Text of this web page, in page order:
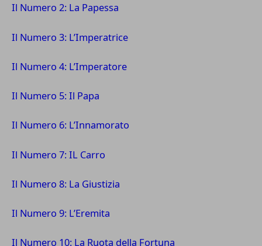
Il Numero 2: La Papessa
Il Numero 3: L’Imperatrice
Il Numero 4: L’Imperatore
Il Numero 5: Il Papa
Il Numero 6: L’Innamorato
Il Numero 7: IL Carro
Il Numero 8: La Giustizia
Il Numero 9: L’Eremita
Il Numero 10: La Ruota della Fortuna